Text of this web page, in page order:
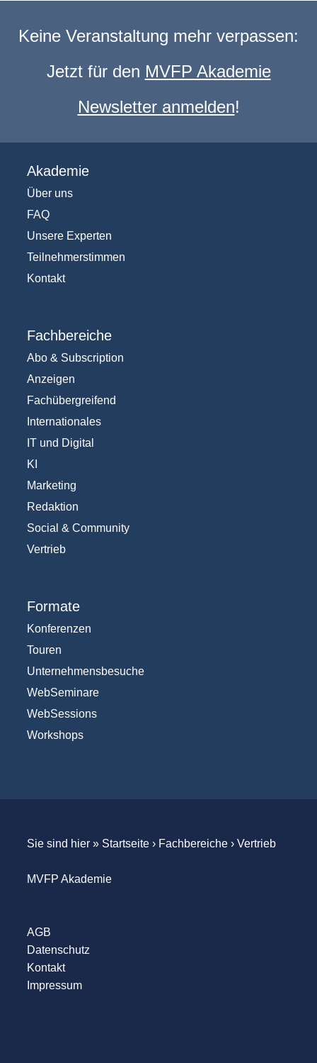
Keine Veranstaltung mehr verpassen:
Jetzt für den MVFP Akademie
Newsletter anmelden!
Akademie
Über uns
FAQ
Unsere Experten
Teilnehmerstimmen
Kontakt
Fachbereiche
Abo & Subscription
Anzeigen
Fachübergreifend
Internationales
IT und Digital
KI
Marketing
Redaktion
Social & Community
Vertrieb
Formate
Konferenzen
Touren
Unternehmensbesuche
WebSeminare
WebSessions
Workshops
Sie sind hier » Startseite› Fachbereiche› Vertrieb
MVFP Akademie
AGB
Datenschutz
Kontakt
Impressum